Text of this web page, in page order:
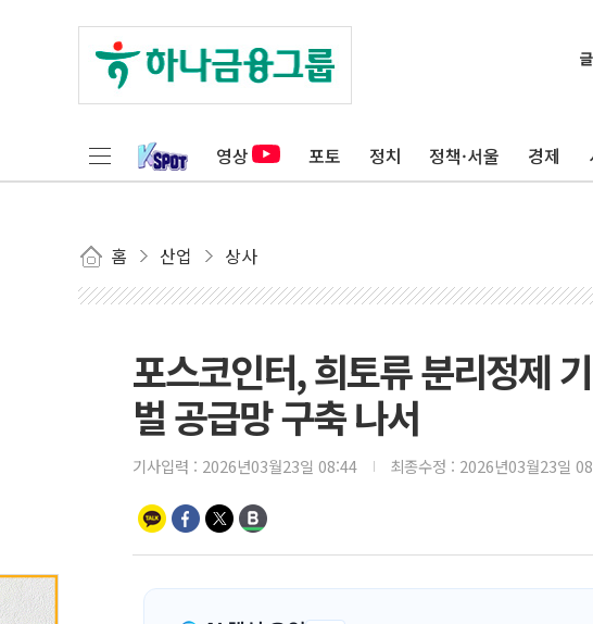
영상 포토 정치 정책·서울 경제
홈 산업 상사
포스코인터, 희토류 분리정제
벌 공급망 구축 나서
기사입력 : 2026년03월23일 08:44 최종수정 : 2026년03월23일